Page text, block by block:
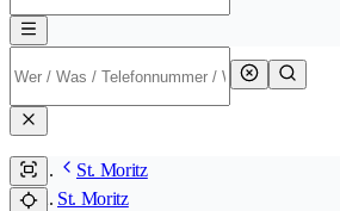
St. Moritz
St. Moritz